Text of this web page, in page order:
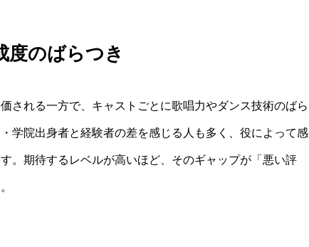
度のばらつき
される一方で、キャストごとに歌唱力やダンス技術のばら
学院出身者と経験者の差を感じる人も多く、役によって感
。期待するレベルが高いほど、そのギャップが「悪い評